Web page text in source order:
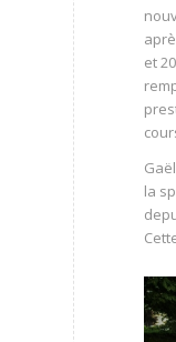
et
la